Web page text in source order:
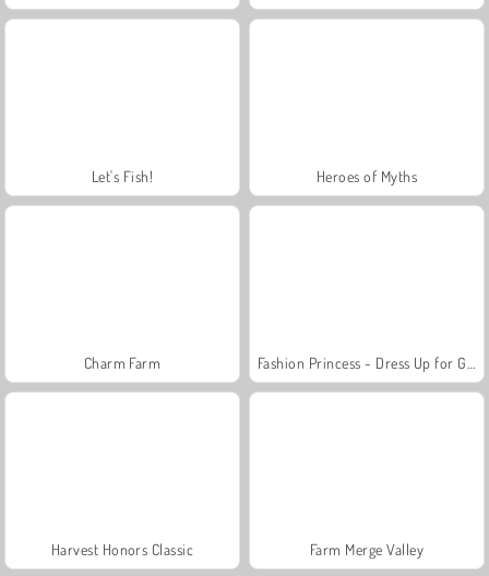
Let's Fish! Heroes of Myths
Charm Farm
Harvest Honors Classic Farm Merge Valley